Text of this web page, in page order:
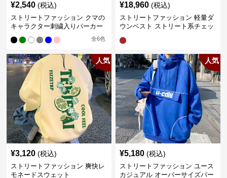
¥2,540 (税込)
ストリートファッション クマの
キャラクター刺繍入りパーカー
全6色
¥18,960 (税込)
ストリートファッション 軽量ダ
ウンベスト ストリート系チェッ
人気
¥3,120 (税込)
ストリートファッション 爽快レ
モネードスウェット
人気
¥5,180 (税込)
ストリートファッション ユース
カジュアル オーバーサイズパー